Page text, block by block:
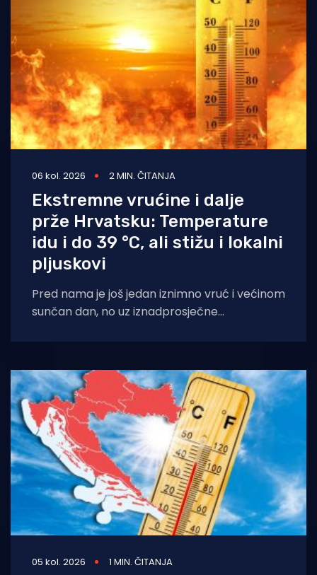
Turizam i nautika
Pomorstvo
Ribolov
Ekologija
Tradicija i kultura
06 kol. 2026 2 MIN. ČITANJA
Ekstremne vrućine i dalje
prže Hrvatsku: Temperature
idu i do 39 °C, ali stižu i lokalni
pljuskovi
Pred nama je još jedan iznimno vruć i većinom
sunčan dan, no uz iznadprosječne
u
05 kol. 2026 1 MIN. ČITANJA